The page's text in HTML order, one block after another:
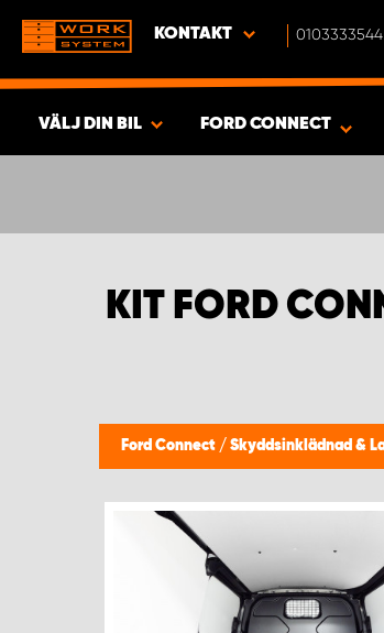
KONTAKT 0103333544
VÄLJ DIN BIL
PRODUKTER
FORD CONNECT
KIT FORD
Ford Connect / Skyddsinklädnad &